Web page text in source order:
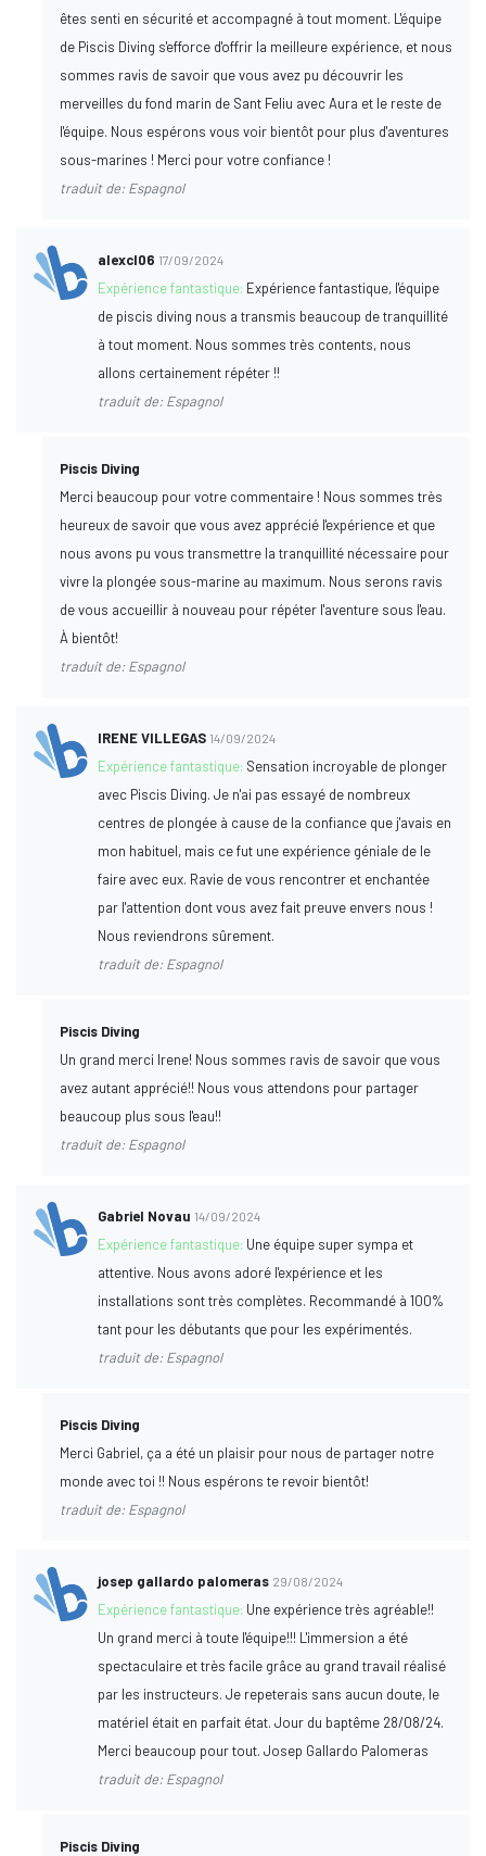
êtes senti en sécurité et accompagné à tout moment. L'équipe
de Piscis Diving s'efforce d'offrir la meilleure expérience, et nous
sommes ravis de savoir que vous avez pu découvrir les
merveilles du fond marin de Sant Feliu avec Aura et le reste de
l'équipe. Nous espérons vous voir bientôt pour plus d'aventures
sous-marines ! Merci pour votre confiance !
traduit de: Espagnol
alexcl06 17/09/2024
Expérience fantastique: Expérience fantastique, l'équipe
de piscis diving nous a transmis beaucoup de tranquillité
à tout moment. Nous sommes très contents, nous
allons certainement répéter !!
traduit de: Espagnol
Piscis Diving
Merci beaucoup pour votre commentaire ! Nous sommes très
heureux de savoir que vous avez apprécié l'expérience et que
nous avons pu vous transmettre la tranquillité nécessaire pour
vivre la plongée sous-marine au maximum. Nous serons ravis
de vous accueillir à nouveau pour répéter l'aventure sous l'eau.
À bientôt!
traduit de: Espagnol
IRENE VILLEGAS 14/09/2024
Expérience fantastique: Sensation incroyable de plonger
avec Piscis Diving. Je n'ai pas essayé de nombreux
centres de plongée à cause de la confiance que j'avais en
mon habituel, mais ce fut une expérience géniale de le
faire avec eux. Ravie de vous rencontrer et enchantée
par l'attention dont vous avez fait preuve envers nous !
Nous reviendrons sûrement.
traduit de: Espagnol
Piscis Diving
Un grand merci Irene! Nous sommes ravis de savoir que vous
avez autant apprécié!! Nous vous attendons pour partager
beaucoup plus sous l'eau!!
traduit de: Espagnol
Gabriel Novau 14/09/2024
Expérience fantastique: Une équipe super sympa et
attentive. Nous avons adoré l'expérience et les
installations sont très complètes. Recommandé à 100%
tant pour les débutants que pour les expérimentés.
traduit de: Espagnol
Piscis Diving
Merci Gabriel, ça a été un plaisir pour nous de partager notre
monde avec toi !! Nous espérons te revoir bientôt!
traduit de: Espagnol
josep gallardo palomeras 29/08/2024
Expérience fantastique: Une expérience très agréable!!
Un grand merci à toute l'équipe!!! L'immersion a été
spectaculaire et très facile grâce au grand travail réalisé
par les instructeurs. Je repeterais sans aucun doute, le
matériel était en parfait état. Jour du baptême 28/08/24.
Merci beaucoup pour tout. Josep Gallardo Palomeras
traduit de: Espagnol
Piscis Diving